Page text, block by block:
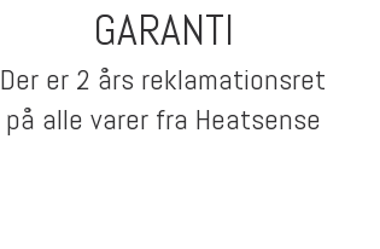
GARANTI
Der er 2 års reklamationsret
på alle varer fra Heatsense